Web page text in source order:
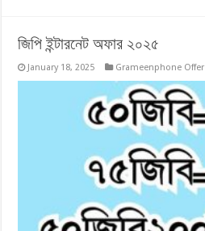
জিপি ইন্টারনেট অফার ২০২৫
January 18, 2025 Grameenphone Offer